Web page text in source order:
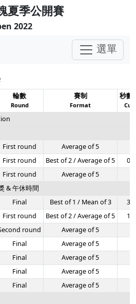
夏季公開賽
2022
選單
輪數
Round
賽制
Format
秒數
First round Average of 5
First round Best of 2 / Average of 5
First round Average of 5
& 午休時間
Final Best of 1 / Mean of 3
First round Best of 2 / Average of 5
round Average of 5
Final Average of 5
Final Average of 5
Final Average of 5
Final Average of 5